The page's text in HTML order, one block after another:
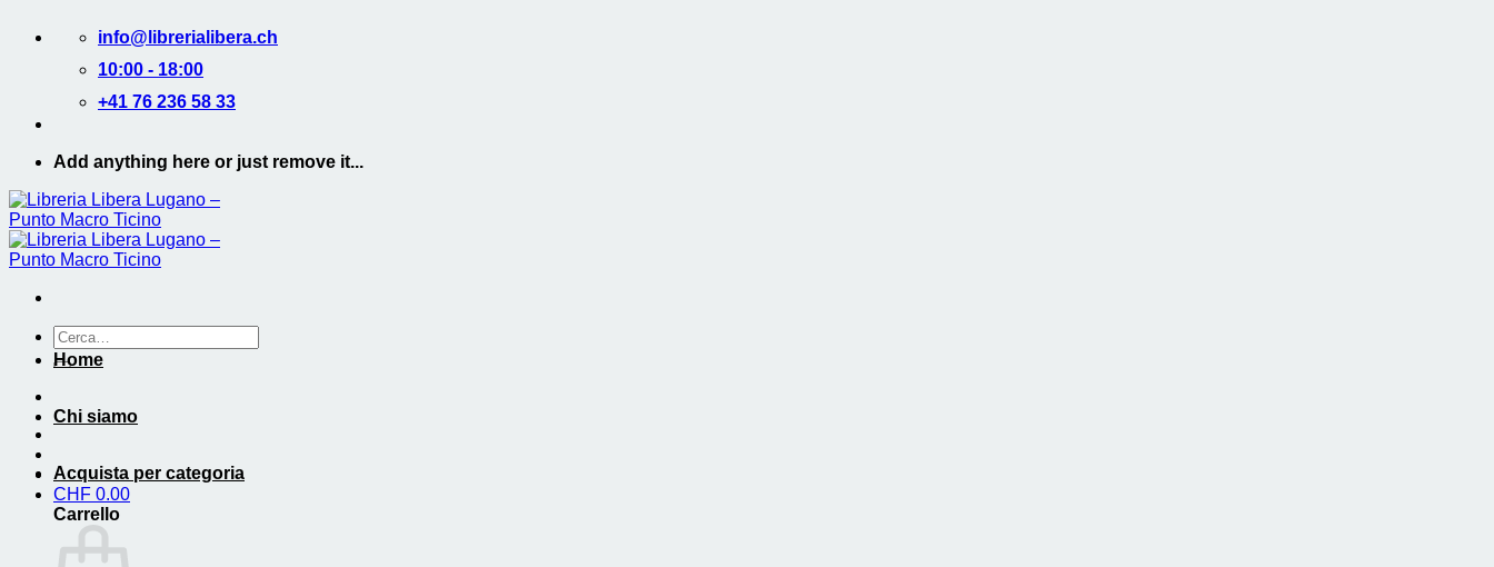
contenuti
info@librerialibera.ch
10:00 - 18:00
+41 76 236 58 33
Add anything here or just remove it...
Cerca:
CHF 0.00
Carrello
Home
Chi siamo
Acquista per categoria